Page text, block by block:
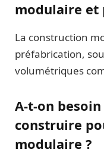
modulaire et
La construction
préfabrication,
volumétriques
A-t-on besoin
construire
modulaire ?